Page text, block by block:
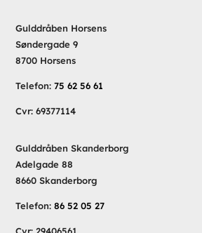
Gulddråben Horsens
Søndergade 9
8700 Horsens
Telefon:75 62 56 61
Cvr: 69377114
Gulddråben Skanderborg
Adelgade 88
8660 Skanderborg
Telefon:86 52 05 27